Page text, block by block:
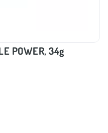
POWER, 34g